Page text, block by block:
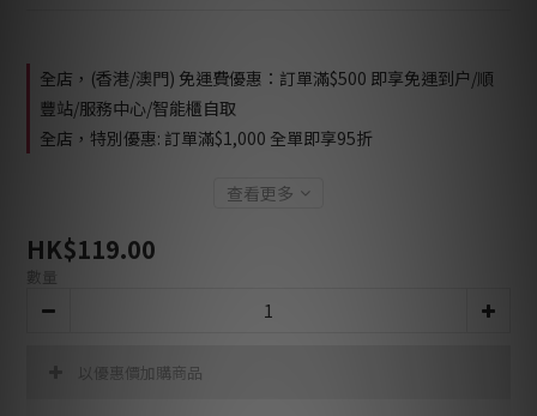
全店，(香港/澳門) 免運費優惠：訂單滿$500 即享免運到户/順
豐站/服務中心/智能櫃自取
全店，特別優惠: 訂單滿$1,000 全單即享95折
查看更多
HK$119.00
數量
以優惠價加購商品